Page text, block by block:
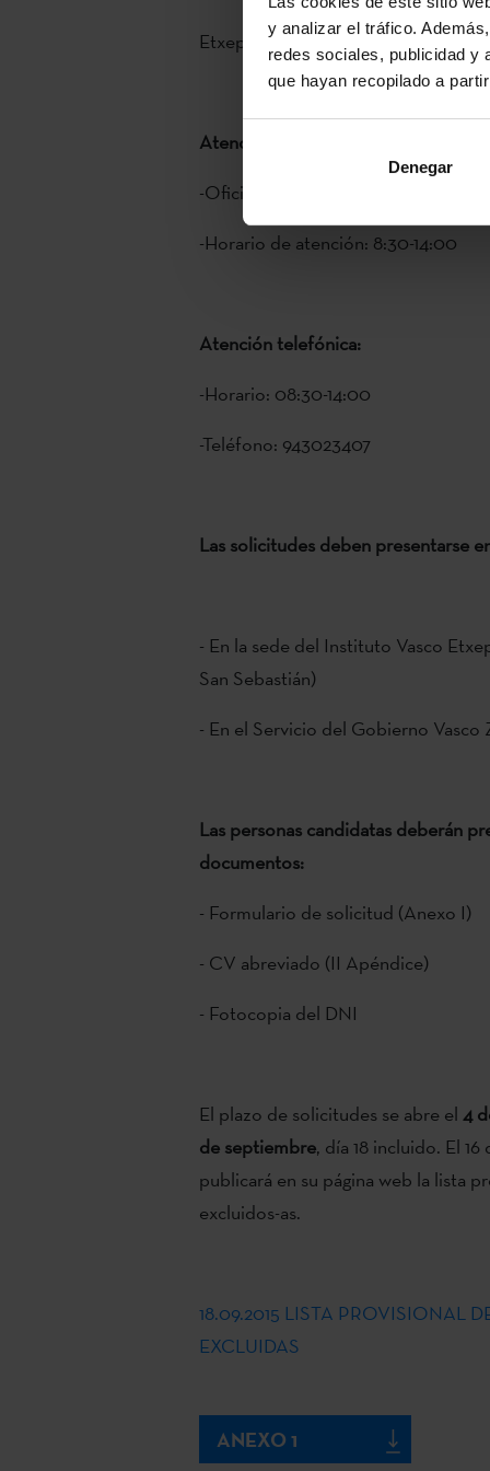
y analizar el tráfico.
redes sociales, publicidad y
que hayan recopilado a
Denegar
Etxepare Euskal Institutua
Atención presencial:
-Oficina: Instituto Vasco Etxepare,
-Horario de atención: 8:30-14:00
Atención telefónica:
-Horario: 08:30-14:00
-Teléfono: 943023407
Las solicitudes deben presentarse
- En la sede del Instituto Vasco
San Sebastián)
- En el Servicio del Gobierno Vasco
Las personas candidatas deberán
documentos:
- Formulario de solicitud (Anexo I)
- CV abreviado (II Apéndice)
- Fotocopia del DNI
El plazo de solicitudes se abre el 4
de septiembre, día 18 incluido. El
publicará en su página web la lista
excluidos-as.
18.09.2015 LISTA PROVISIONAL
EXCLUIDAS
ANEXO 1